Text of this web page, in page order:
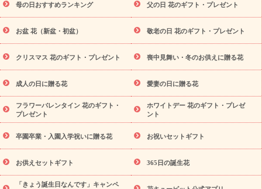
供え・お悔やみ商品一覧
お供え・お悔やみの花
四十九日法要以
降に贈る花
通夜・葬儀に贈る花
お供え お花とセットギフト
お供え プリザーブドフラワー
ペットのお供えフラワー
お盆（新
盆・初盆）
その他 お祝い返し お見舞い
お取り寄せギフト
ビジネス用
ご自宅用 観葉植物 ミディ胡蝶蘭
プリザーブ
ドフラワー
スタイルから探す アレンジメント 花束
スタ
ンド花
お祝い お供え・お悔やみ 胡蝶蘭 胡蝶蘭・花鉢
ディ胡蝶蘭・お祝い
ミディ胡蝶蘭・お供え
世界初の青色胡蝶蘭
観葉植物
観葉植物 産直多肉植物
プリザーブドフラワー
お祝い
お供え・お悔やみ 花とセットギフト
セミオーダー
プチギフト（hanamore -ハナモア-）
花とみどりのeギフト
花キューピットのeGfit
カラー ピンク
イエローオレンジ
レッド
お花の種類 ユリ トルコキキョウ
ら探す
お祝い お祝い・3000円～ お祝い・4000円～
お祝
い・5000円～ お祝い・7000円～ お祝い・10000円～
母の日おすすめランキング 父の日 花のギフト・プレゼント
お盆 花（新盆・初盆） 敬老の日 花のギフト・プレゼント
クリスマス 花のギフト・プレゼント 喪中見舞い・冬のお供えに贈る花
成人の日に贈る花 愛妻の日に贈る花
フラワーバレンタイン 花のギフト・
プレゼント
ホワイトデー 花のギフト・プレゼ
ント
卒園卒業・入園入学祝いに贈る花 お祝いセットギフト
お供えセットギフト 365日の誕生花
「きょう誕生日なんです」キャンペ